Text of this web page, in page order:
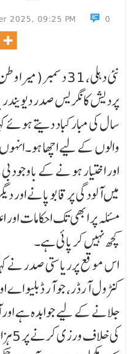
2025, 09:25 PM
0
نئی دہلی، 31 دسمبر(میرا وطن )
پردیش کانگریس صدر
والوں کے لیے اچھا
اور اختیار ہو نے کے باوجود
میں آلودگی پر قابو پانے
مسئلہ پر ابھی تک احکامات
کچھ نہیں کر پائی ہے۔
اس موقع پرریاستی صدر نے
کنٹرول آرڈر، جو آر ڈبلیو اے
جلانے کے لیے جوابدہ ہے اور
کی